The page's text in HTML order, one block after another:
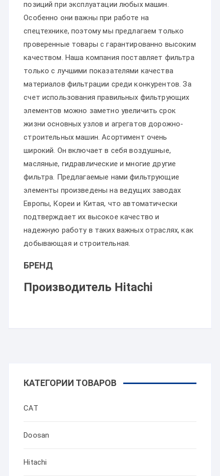
позиций при эксплуатации любых машин.
Особенно они важны при работе на
спецтехнике, поэтому мы предлагаем только
проверенные товары с гарантированно высоким
качеством. Наша компания поставляет фильтра
только с лучшими показателями качества
материалов фильтрации среди конкурентов. За
счет использования правильных фильтрующих
элементов можно заметно увеличить срок
жизни основных узлов и агрегатов дорожно-
строительных машин. Асортимент очень
широкий. Он включает в себя воздушные,
масляные, гидравлические и многие другие
фильтра. Предлагаемые нами фильтрующие
элементы произведены на ведущих заводах
Европы, Кореи и Китая, что автоматически
подтверждает их высокое качество и
надежную работу в таких важных отраслях, как
добывающая и строительная.
БРЕНД
Производитель Hitachi
КАТЕГОРИИ ТОВАРОВ
CAT
Doosan
Hitachi